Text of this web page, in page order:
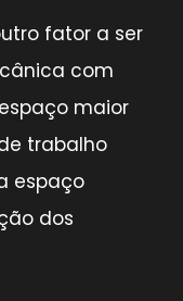
fator a ser
com
maior
trabalho
espaço
dos